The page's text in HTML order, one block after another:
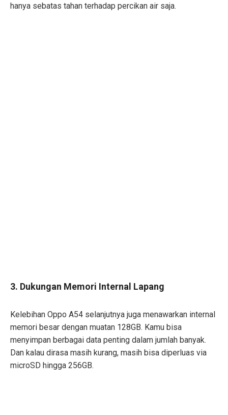
hanya sebatas tahan terhadap percikan air saja.
3. Dukungan Memori Internal Lapang
Kelebihan Oppo A54 selanjutnya juga menawarkan internal
memori besar dengan muatan 128GB. Kamu bisa
menyimpan berbagai data penting dalam jumlah banyak.
Dan kalau dirasa masih kurang, masih bisa diperluas via
microSD hingga 256GB.